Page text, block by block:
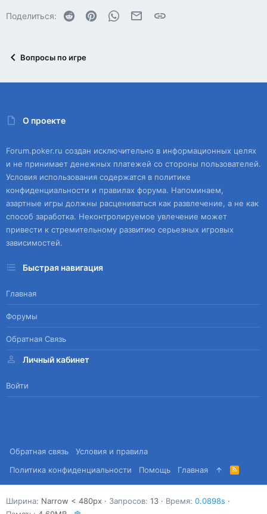
Поделиться: Reddit PinterestWhatsAppЭлектронная почта
Ссылка
Вопросы по игре
О проекте
Forum.poker.ru создан исключительно в информационных целях
и не принимает денежных платежей со стороны пользователей.
Условия использования содержатся в политике
конфиденциальности и правилах форума. Напоминаем,
азартные игры должны расцениваться как развлечение, а не как
способ заработка. Неконтролируемое увлечение может
привести к стремительному развитию серьезных игровых
зависимостей.
Быстрая навигация
Главная
Форумы
Обратная Связь
Личный кабинет
Войти
Обратная связь
Условия и правила
Политика конфиденциальности
Помощь Главная
R
S
S
Ширина Запросов 13 Время 0.0898s